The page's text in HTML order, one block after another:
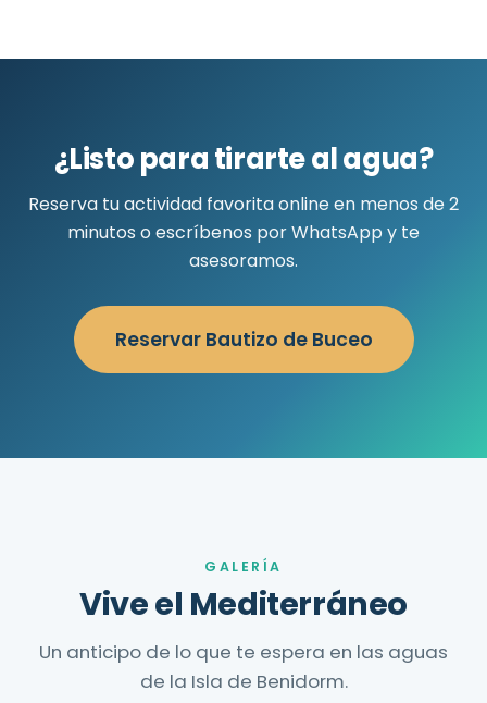
¿Listo para tirarte al agua?
Reserva tu actividad favorita online en menos de 2
minutos o escríbenos por WhatsApp y te
asesoramos.
Reservar Bautizo de Buceo
GALERÍA
Vive el Mediterráneo
Un anticipo de lo que te espera en las aguas
de la Isla de Benidorm.